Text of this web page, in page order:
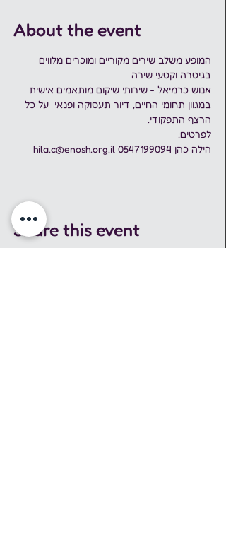
About the event
המופע משלב שירים מקוריים ומוכרים מלווים
בגיטרה וקטעי שירה
אנוש כרמיאל - שירותי שיקום מותאמים אישית
במגוון תחומי החיים, דיור תעסוקה ופנאי  על כל
הרצף התפקודי.
לפרטים:
הילה כהן 0547199094 hila.c@enosh.org.il
Share this event